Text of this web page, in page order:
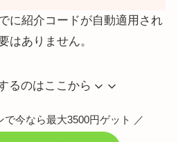
に紹介コードが自動適用され
はありません。
るのはここから
で今なら最大3500円ゲット ／